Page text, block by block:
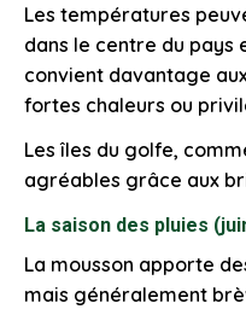
Les températures
dans le centre du pays
convient davantage
fortes chaleurs ou
Les îles du golfe,
agréables grâce aux
La saison des pluies
La mousson apporte
mais généralement